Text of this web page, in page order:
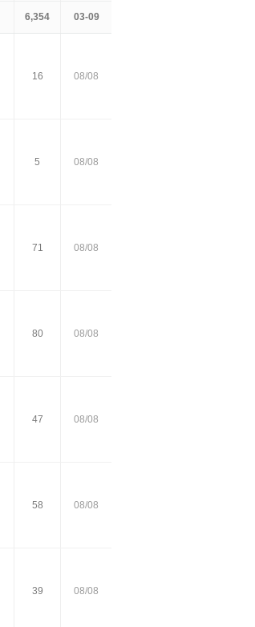
6,354 03-09
16 08/08
5 08/08
71 08/08
80 08/08
47 08/08
58 08/08
39 08/08